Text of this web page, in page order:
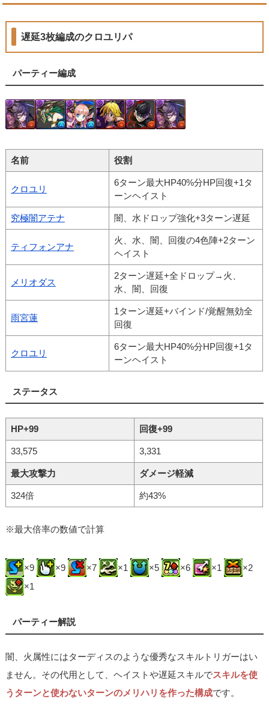
遅延3枚編成のクロユリパ
パーティー編成
名前 役割
クロユリ
6ターン最大HP40%分HP回復+1タ
ーンヘイスト
究極闇アテナ 闇、水ドロップ強化+3ターン遅延
ティフォンアナ
火、水、闇、回復の4色陣+2ターン
ヘイスト
メリオダス
2ターン遅延+全ドロップ→火、
水、闇、回復
雨宮蓮
1ターン遅延+バインド/覚醒無効全
回復
クロユリ
6ターン最大HP40%分HP回復+1タ
ーンヘイスト
ステータス
HP+99 回復+99
33,575 3,331
最大攻撃力 ダメージ軽減
324倍 約43%
※最大倍率の数値で計算
×9 ×9 ×7 ×1 ×5 ×6 ×1
×2
×1
パーティー解説
闇、火属性にはターディスのような優秀なスキルトリガーはい
ません。その代用として、ヘイストや遅延スキルでスキルを使
うターンと使わないターンのメリハリを作った構成です。